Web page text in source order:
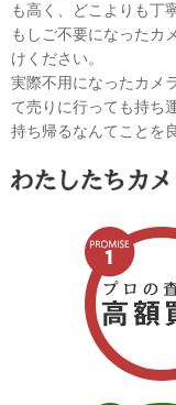
も高く、どこよりも丁
もしご不要になったカ
けください。
実際不用になったカメ
て売りに行っても持ち
持ち帰るなんてことを